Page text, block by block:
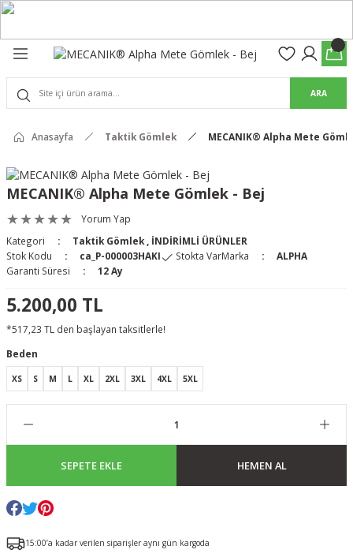
Pro Pantolon
Pantolon
& Kalkanlar
Well) ve Arka Kabzalar
ARA
Anasayfa Taktik Gömlek MECANIK® Alpha Mete
MECANIK® Alpha Mete Gömlek - Bej
Yorum Yap
Kategori
Taktik Gömlek
İNDİRİMLİ ÜRÜNLER
Stok Kodu
ca_P-000003HAKI Stokta VarMarka
ALPHA
Garanti Süresi
12 Ay
5.200,00 TL
*517,23 TL den başlayan taksitlerle!
Beden
XS S M L XL 2XL 3XL 4XL 5XL
SEPETE EKLE HEMEN AL
15:00’a kadar verilen siparişler aynı gün kargoda